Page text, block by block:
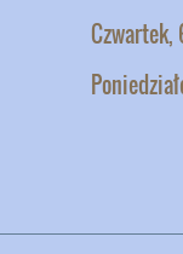
Czwartek,